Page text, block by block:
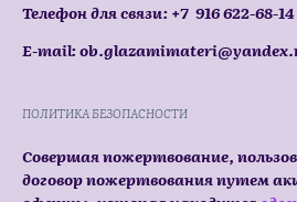
Телефон для связи: +7 916 622-68-14
E-mail:
ПОЛИТИКА БЕЗОПАСНОСТИ
Совершая пожертвование,
договор пожертвования путем